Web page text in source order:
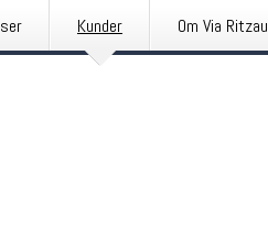
Kunder Om Via Ritzau